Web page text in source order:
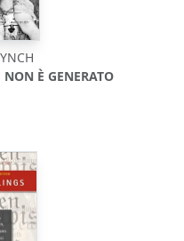
NON È GENERATO